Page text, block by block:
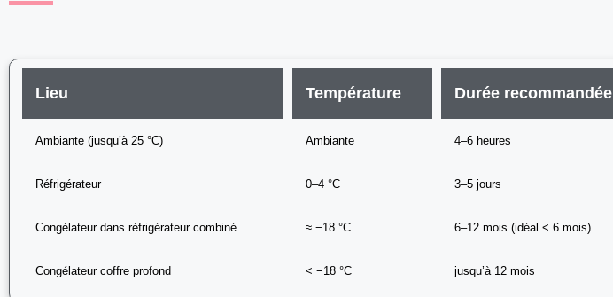
Lieu Température Durée recommandée
Ambiante (jusqu’à 25 °C) Ambiante 4–6 heures
Réfrigérateur 0–4 °C 3–5 jours
Congélateur dans réfrigérateur combiné ≈ −18 °C 6–12 mois (idéal < 6 mois)
Congélateur coffre profond < −18 °C jusqu’à 12 mois